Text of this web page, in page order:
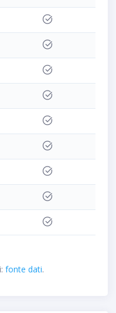
fonte dati.